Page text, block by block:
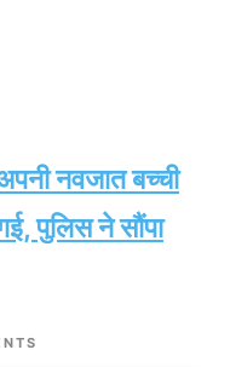
नवजात बच्ची
पुलिस ने सौंपा